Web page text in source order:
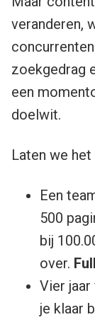
veranderen,
zoekgedrag
een
doelwit.
Laten we
Een
500
bij
over.
Vier
je klaar